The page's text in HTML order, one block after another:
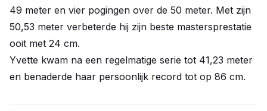
49 meter en vier pogingen over de 50 meter. Met zijn
50,53 meter verbeterde hij zijn beste mastersprestatie
ooit met 24 cm.
Yvette kwam na een regelmatige serie tot 41,23 meter
en benaderde haar persoonlijk record tot op 86 cm.